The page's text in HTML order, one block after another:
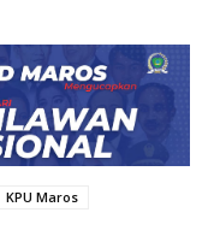
KPU Maros